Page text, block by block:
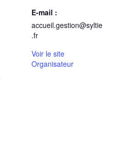
E-mail :
accueil.gestion@syltie
.fr
Voir le site
Organisateur